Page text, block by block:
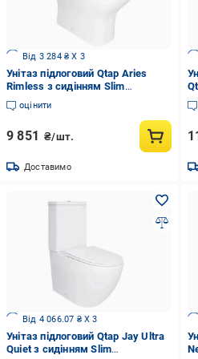
Від 3 284 ₴ X 3
Унітаз підлоговий Qtap Aries
Rimless з сидінням Slim
Duroplast/Soft-close/Quick
Release (QT03228302W)
оцінити
9 851 ₴/шт.
Доставимо
Від 4 066.07 ₴ X 3
Унітаз підлоговий Qtap Jay Ultra
Quiet з сидінням Slim